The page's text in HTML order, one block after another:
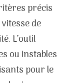
précis
de
L’outil
ou instables
pour le